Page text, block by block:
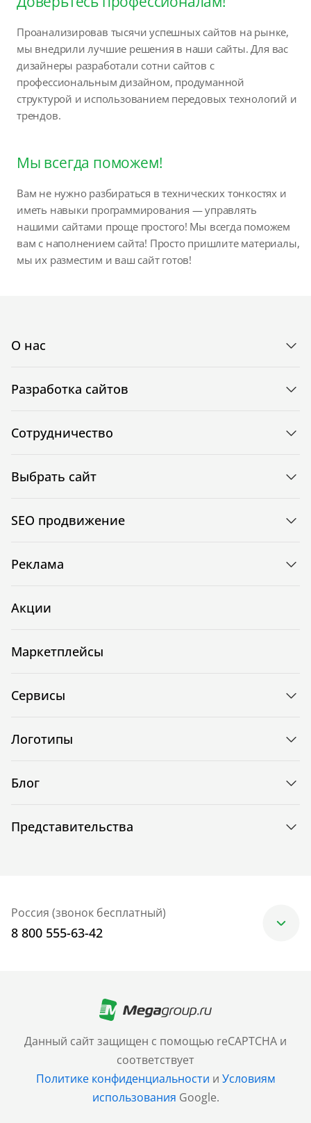
Проанализировав тысячи успешных сайтов на рынке,
мы внедрили лучшие решения в наши сайты. Для вас
дизайнеры разработали сотни сайтов с
профессиональным дизайном, продуманной
структурой и использованием передовых технологий и
трендов.
Мы всегда поможем!
Вам не нужно разбираться в технических тонкостях и
иметь навыки программирования — управлять
нашими сайтами проще простого! Мы всегда поможем
вам с наполнением сайта! Просто пришлите материалы,
мы их разместим и ваш сайт готов!
Данный сайт защищен с помощью reCAPTCHA и
соответствует
Политике конфиденциальности и Условиям
использования Google.
О нас
Разработка сайтов
Сотрудничество
Выбрать сайт
SEO продвижение
Реклама
Акции
Маркетплейсы
Сервисы
Логотипы
Блог
Представительства
Россия (звонок бесплатный)
8 800 555-63-42
+7 (499) 705-30-10
Санкт-Петербург
+7 (812) 600-77-33
Барнаул
+7 (961) 999-93-93